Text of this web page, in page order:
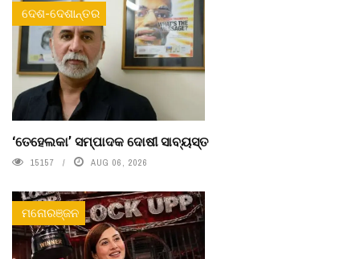
ଦେଶ-ଦେଶାନ୍ତର
‘ତେହେଲକା’ ସମ୍ପାଦକ ଦୋଷୀ ସାବ୍ୟସ୍ତ
15157 AUG 06, 2026
ମନୋରଞ୍ଜନ